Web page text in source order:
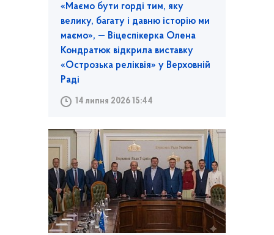
«Маємо бути горді тим, яку
велику, багату і давню історію ми
маємо», — Віцеспікерка Олена
Кондратюк відкрила виставку
«Острозька реліквія» у Верховній
Раді
14 липня 2026 15:44